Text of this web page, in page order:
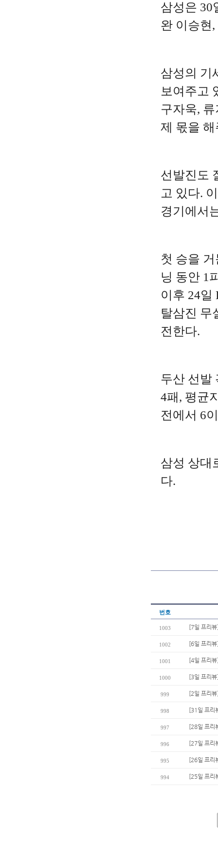
삼성은 30
완 이승현
삼성의 기
보여주고
구자욱,
제 몫을
선발진도
고 있다.
경기에서
첫 승을
닝 동안 1
이후 24일
탈삼진 무
전한다.
두산 선발
4패, 평균
전에서 6
삼성 상대
다.
번호
1003 [7일 프리
1002 [6일 프리
1001 [4일 프리
1000 [3일 프리
999 [2일 프리
998 [31일 프리
997 [28일 프리
996 [27일 프리
995 [26일 프리
994 [25일 프리